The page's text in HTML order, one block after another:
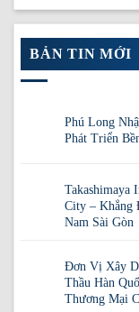
BẢN TIN MỚI
Phú Long
Phát Triển
Takashimaya
City – Khẳng
Nam Sài Gòn
Đơn Vị Xây
Thầu Hàn
Thương Mại